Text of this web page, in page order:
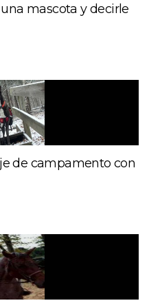
mascota y decirle
de campamento con